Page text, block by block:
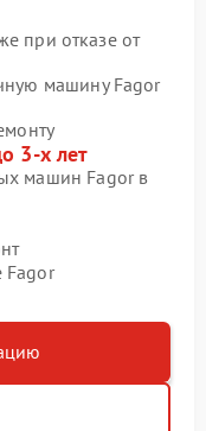
при отказе от
машину Fagor
3-х лет
машин Fagor в
Fagor